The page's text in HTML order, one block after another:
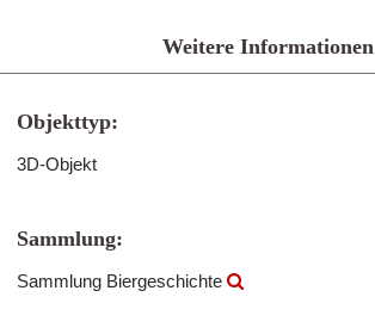
Weitere Informationen
Objekttyp:
3D-Objekt
Sammlung:
Sammlung Biergeschichte